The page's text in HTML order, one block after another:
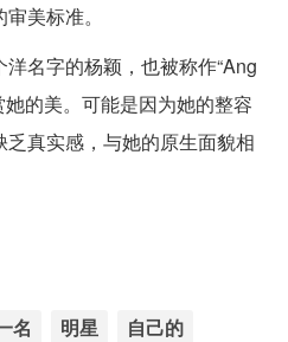
美标准。
名字的杨颖，也被称作“Ang
的美。可能是因为她的整容
真实感，与她的原生面貌相
名 明星 自己的